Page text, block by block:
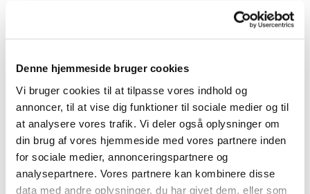
Denne hjemmeside bruger cookies
Vi bruger cookies til at tilpasse vores indhold og
annoncer, til at vise dig funktioner til sociale medier og til
at analysere vores trafik. Vi deler også oplysninger om
din brug af vores hjemmeside med vores partnere inden
for sociale medier, annonceringspartnere og
analysepartnere. Vores partnere kan kombinere disse
data med andre oplysninger, du har givet dem, eller som
Glæd jer til en sprudlende musikoplevelse ved Højmessen